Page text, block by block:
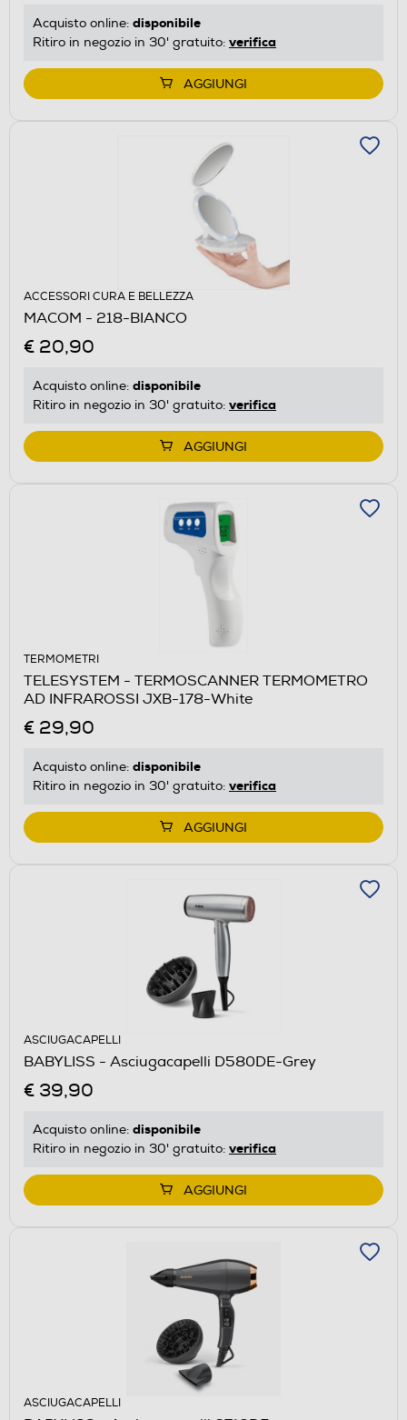
Acquisto online: disponibile
Ritiro in negozio in 30' gratuito: verifica
AGGIUNGI
ACCESSORI CURA E BELLEZZA
MACOM - 218-BIANCO
€ 20,90
Acquisto online: disponibile
Ritiro in negozio in 30' gratuito: verifica
AGGIUNGI
TERMOMETRI
TELESYSTEM - TERMOSCANNER TERMOMETRO
AD INFRAROSSI JXB-178-White
€ 29,90
Acquisto online: disponibile
Ritiro in negozio in 30' gratuito: verifica
AGGIUNGI
ASCIUGACAPELLI
BABYLISS - Asciugacapelli D580DE-Grey
€ 39,90
Acquisto online: disponibile
Ritiro in negozio in 30' gratuito: verifica
AGGIUNGI
ASCIUGACAPELLI